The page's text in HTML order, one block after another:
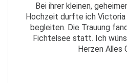
Bei ihrer kleinen,
Hochzeit durfte ich Victoria
begleiten. Die Trauung
Fichtelsee statt. Ich
Herzen Alles